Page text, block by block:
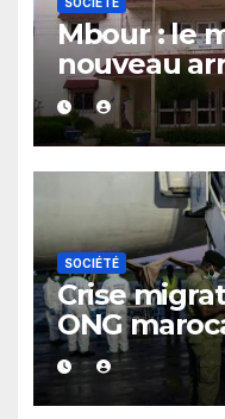
Mbour : le
nouveau
SOCIÉTÉ
Crise
ONG
les
et de Madrid